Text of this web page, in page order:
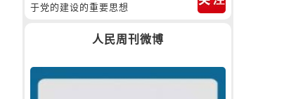
于党的建设的重要思想
人民周刊微博